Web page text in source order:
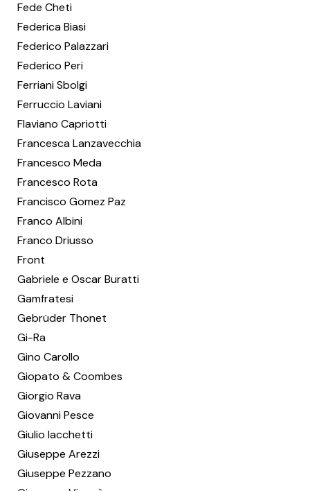
Fede Cheti
Federica Biasi
Federico Palazzari
Federico Peri
Ferriani Sbolgi
Ferruccio Laviani
Flaviano Capriotti
Francesca Lanzavecchia
Francesco Meda
Francesco Rota
Francisco Gomez Paz
Franco Albini
Franco Driusso
Front
Gabriele e Oscar Buratti
Gamfratesi
Gebrüder Thonet
Gi-Ra
Gino Carollo
Giopato & Coombes
Giorgio Rava
Giovanni Pesce
Giulio Iacchetti
Giuseppe Arezzi
Giuseppe Pezzano